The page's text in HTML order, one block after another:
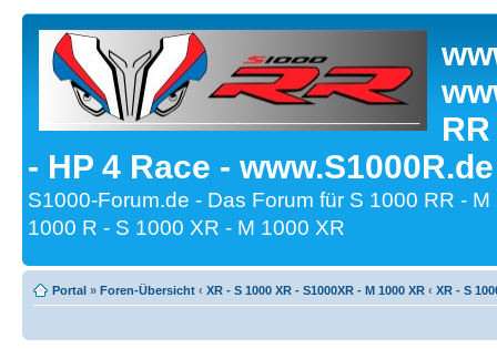
- HP 4 Race -
S1000-Forum.de - Das Forum für S 1000 RR -
1000 R - S 1000 XR - M 1000 XR
Portal » Foren-Übersicht ‹ XR - S 1000 XR - S1000XR - M 1000 XR ‹ XR - S